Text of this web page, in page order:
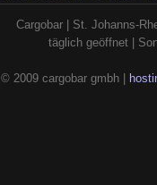
Cargobar | St. Johanns-
täglich geöffnet |
© 2009 cargobar gmbh |